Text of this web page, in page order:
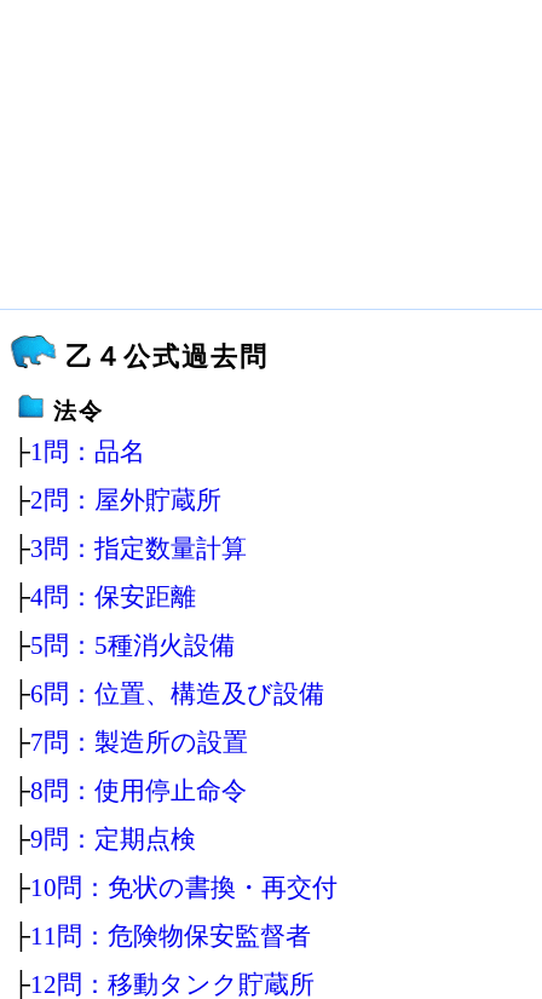
乙４公式過去問
法令
├1問：品名
├2問：屋外貯蔵所
├3問：指定数量計算
├4問：保安距離
├5問：5種消火設備
├6問：位置、構造及び設備
├7問：製造所の設置
├8問：使用停止命令
├9問：定期点検
├10問：免状の書換・再交付
├11問：危険物保安監督者
├12問：移動タンク貯蔵所